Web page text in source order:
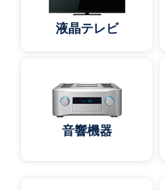
液晶テレビ
音響機器